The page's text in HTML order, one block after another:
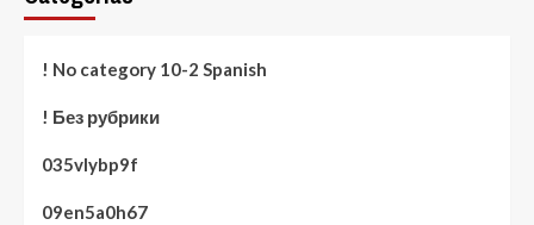
! No category 10-2 Spanish
! Без рубрики
035vlybp9f
09en5a0h67